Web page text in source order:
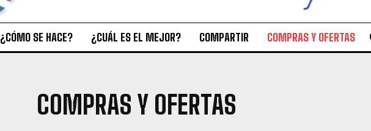
¿CÓMO SE HACE? ¿CUÁL ES EL MEJOR? COMPARTIR COMPRAS Y OFERTAS
COMPRAS Y OFERTAS